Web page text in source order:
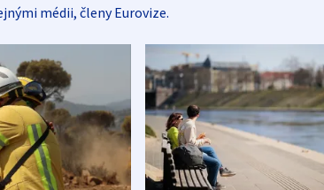
médii, členy Eurovize.